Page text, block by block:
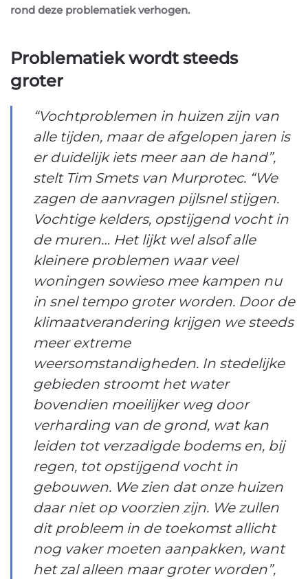
rond deze problematiek verhogen.
Problematiek wordt steeds
groter
“Vochtproblemen in huizen zijn van
alle tijden, maar de afgelopen jaren is
er duidelijk iets meer aan de hand”,
stelt Tim Smets van Murprotec. “We
zagen de aanvragen pijlsnel stijgen.
Vochtige kelders, opstijgend vocht in
de muren… Het lijkt wel alsof alle
kleinere problemen waar veel
woningen sowieso mee kampen nu
in snel tempo groter worden. Door de
klimaatverandering krijgen we steeds
meer extreme
weersomstandigheden. In stedelijke
gebieden stroomt het water
bovendien moeilijker weg door
verharding van de grond, wat kan
leiden tot verzadigde bodems en, bij
regen, tot opstijgend vocht in
gebouwen. We zien dat onze huizen
daar niet op voorzien zijn. We zullen
dit probleem in de toekomst allicht
nog vaker moeten aanpakken, want
het zal alleen maar groter worden”,